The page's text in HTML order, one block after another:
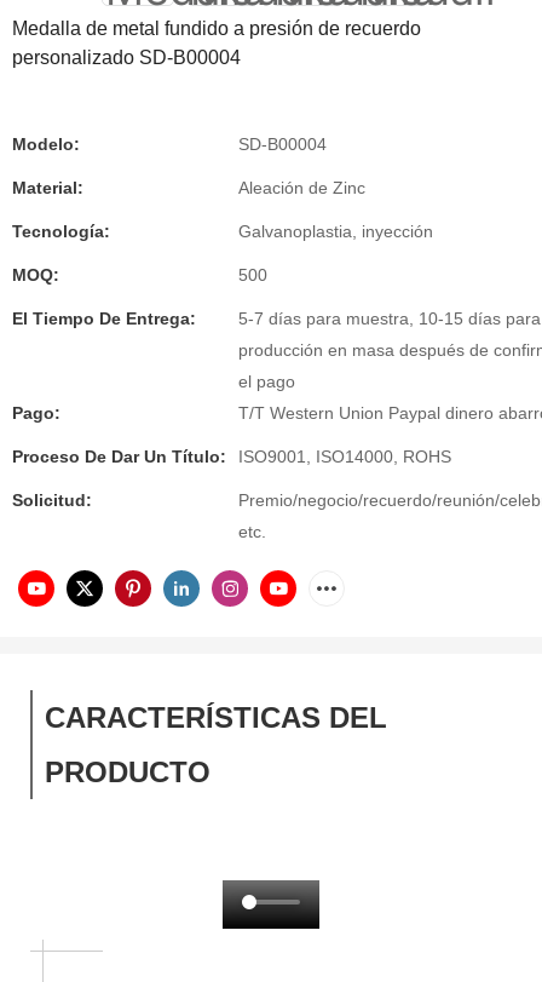
Medalla de metal fundido a presión de recuerdo
personalizado SD-B00004
Modelo: SD-B00004
Material: Aleación de Zinc
Tecnología: Galvanoplastia, inyección
MOQ: 500
El Tiempo De Entrega:
5-7 días para muestra, 10-15 días para
producción en masa después de
el pago
Pago:
T/T Western Union Paypal dinero
Proceso De Dar Un Título: ISO9001, ISO14000, ROHS
Solicitud:
Premio/negocio/recuerdo/reunión/
etc.
CARACTERÍSTICAS DEL
PRODUCTO